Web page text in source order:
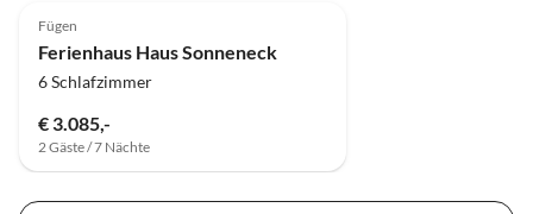
Fügen
Ferienhaus Haus Sonneneck
6 Schlafzimmer
€ 3.085,-
2 Gäste / 7 Nächte